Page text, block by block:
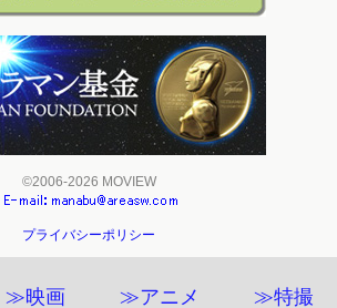
©2006-2026 MOVIEW
プライバシーポリシー
≫映画 ≫アニメ ≫特撮